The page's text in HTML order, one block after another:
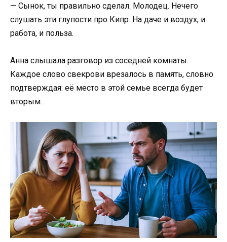
— Сынок, ты правильно сделал. Молодец. Нечего
слушать эти глупости про Кипр. На даче и воздух, и
работа, и польза.
Анна слышала разговор из соседней комнаты.
Каждое слово свекрови врезалось в память, словно
подтверждая: её место в этой семье всегда будет
вторым.